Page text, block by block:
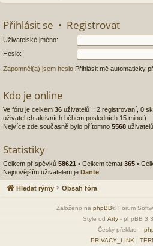
Přihlásit se • Registrovat
Uživatelské jméno:
Heslo:
Zapomněl(a) jsem heslo Přihlásit mě automaticky
Kdo je online
Ve fóru je celkem 36 uživatelů :: 2 registrovaní, 0
uživatelích aktivních během posledních 15 minut)
Nejvíce zde současně bylo přítomno 5568
Statistiky
Celkem příspěvků 58621 • Celkem témat 365 •
Nejnovějším uživatelem je Dante
Hledat rýmy Obsah fóra
Založeno na phpBB® Forum
Style od Arty - phpBB
Český překlad –
PRIVACY_LINK |